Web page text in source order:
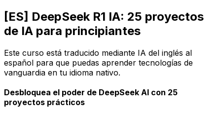
[ES] DeepSeek R1 IA: 25 proyectos
de IA para principiantes
Este curso está traducido mediante IA del inglés al
español para que puedas aprender tecnologías de
vanguardia en tu idioma nativo.
Desbloquea el poder de DeepSeek AI con 25
proyectos prácticos